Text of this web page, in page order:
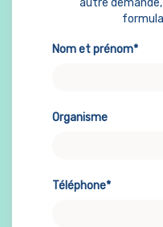
autre
Nom et prénom*
Organisme
Téléphone*